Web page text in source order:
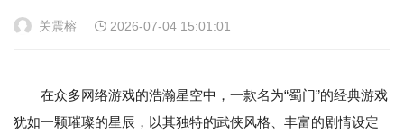
关震榕 2026-07-04 15:01:01
在众多网络游戏的浩瀚星空中，一款名为“蜀门”的经典游戏
犹如一颗璀璨的星辰，以其独特的武侠风格、丰富的剧情设定